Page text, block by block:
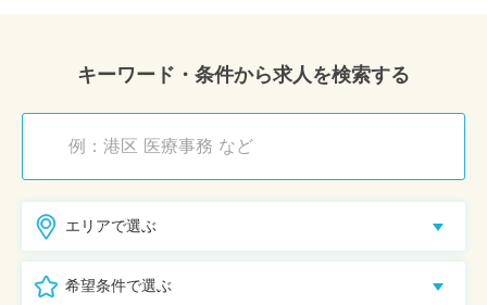
キーワード・条件から求人を検索する
エリアで選ぶ
希望条件で選ぶ